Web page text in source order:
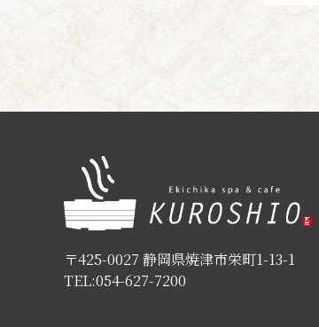
〒425-0027 静岡県焼津市栄町1-13-1
TEL:054-627-7200